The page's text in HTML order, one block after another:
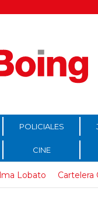
POLICIALES
CINE
Lobato Cartelera